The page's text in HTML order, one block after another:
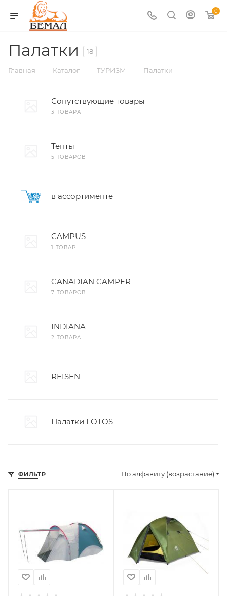
0
Палатки 18
Главная — Каталог — ТУРИЗМ — Палатки
Сопутствующие товары
3 ТОВАРА
Тенты
5 ТОВАРОВ
в ассортименте
CAMPUS
1 ТОВАР
CANADIAN CAMPER
7 ТОВАРОВ
INDIANA
2 ТОВАРА
REISEN
Палатки LOTOS
ФИЛЬТР По алфавиту (возрастание)